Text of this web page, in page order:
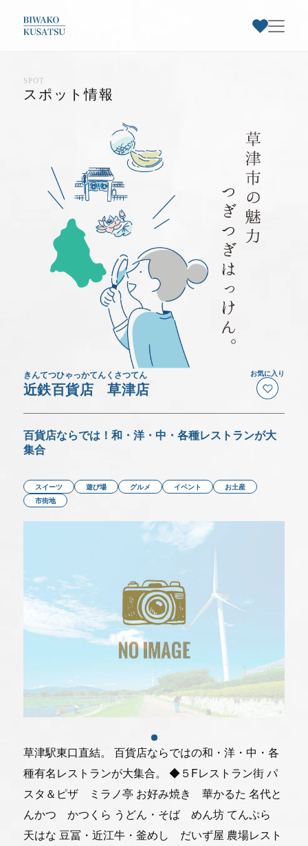
SPOT
スポット情報
きんてつひゃっかてんくさつてん
近鉄百貨店 草津店
お気に入り
百貨店ならでは！和・洋・中・各種レストランが大
集合
スイーツ 遊び場 グルメ イベント
お土産
市街地
草津駅東口直結。 百貨店ならではの和・洋・中・各
種有名レストランが大集合。 ◆５Fレストラン街 パ
スタ＆ピザ ミラノ亭 お好み焼き 華かるた 名代と
んかつ かつくら うどん・そば めん坊 てんぷら
天はな 豆冨・近江牛・釜めし だいず屋 農場レスト
お気に入りスポット一覧
お気に入り登録された
スポットはありません
お気に入りのスポットを登録すると、
いつでもこの画面でチェックできます。
草津市早わかり
草津市特集
スポット情報
お知らせ・イベント
デジタルパンフレット
モデルコース
MICE特設サイト
Language(Sightseeing)
事業者の皆さま(会員・旅行会社など)へ
一般社団法人 草津市観光物産協会
077-566-3219
〒525-0034滋賀県草津市草津二丁目10-21
受付時間:9:00～16:00(土日祝日は休み)
当協会について
採用について